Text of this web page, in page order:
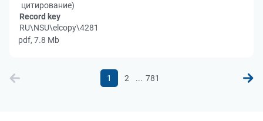
цитирование)
Record key
RU\NSU\elcopy\4281
pdf, 7.8 Mb
1 2 ... 781